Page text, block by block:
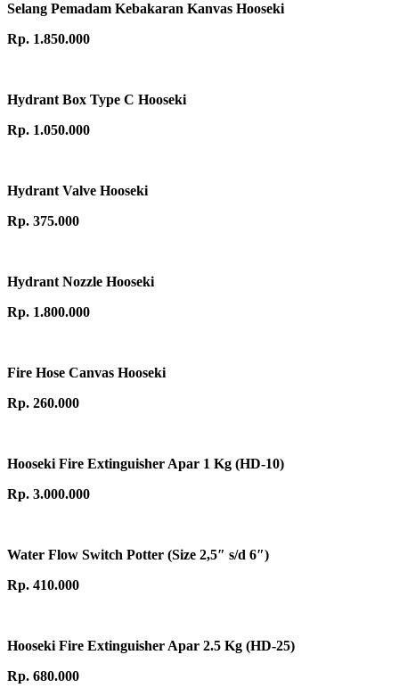
Selang Pemadam Kebakaran Kanvas Hooseki
Rp. 1.850.000
Hydrant Box Type C Hooseki
Rp. 1.050.000
Hydrant Valve Hooseki
Rp. 375.000
Hydrant Nozzle Hooseki
Rp. 1.800.000
Fire Hose Canvas Hooseki
Rp. 260.000
Hooseki Fire Extinguisher Apar 1 Kg (HD-10)
Rp. 3.000.000
Water Flow Switch Potter (Size 2,5″ s/d 6″)
Rp. 410.000
Hooseki Fire Extinguisher Apar 2.5 Kg (HD-25)
Rp. 680.000